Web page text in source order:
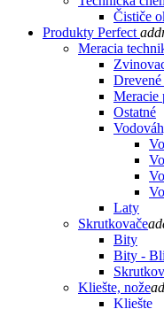
Čističe
Produkty Perfect add
Meracia
Drevené
Meracie
Ostatné
Laty
Skrutkovače
Bity
Bity -
Kliešte, nože
Kliešte